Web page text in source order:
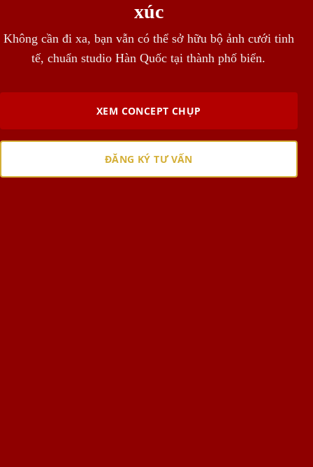
xúc
Không cần đi xa, bạn vẫn có thể sở hữu bộ ảnh cưới tinh
tế, chuẩn studio Hàn Quốc tại thành phố biển.
XEM CONCEPT CHỤP
ĐĂNG KÝ TƯ VẤN